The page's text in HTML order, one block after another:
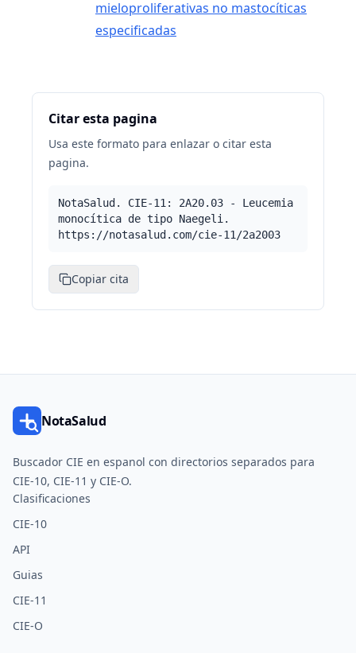
mieloproliferativas no mastocíticas
especificadas
Citar esta pagina
Usa este formato para enlazar o citar esta
pagina.
NotaSalud. CIE-11: 2A20.03 - Leucemia
monocítica de tipo Naegeli.
https://notasalud.com/cie-11/2a2003
Copiar cita
NotaSalud
Buscador CIE en espanol con directorios separados para
CIE-10, CIE-11 y CIE-O.
Clasificaciones
CIE-10
API
Guias
CIE-11
CIE-O